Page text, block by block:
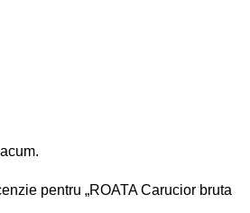
pentru „ROATA Carucior bruta